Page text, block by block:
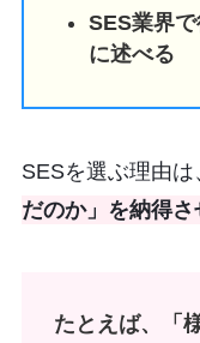
SES業界
に述べる
SESを選ぶ理由は
だのか」を納得さ
たとえば、「